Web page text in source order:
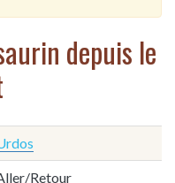
depuis le
Retour